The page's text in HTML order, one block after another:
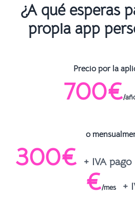
¿A qué esperas
propia app
Precio por la
700€/
o
300€ + IVA
€/mes +